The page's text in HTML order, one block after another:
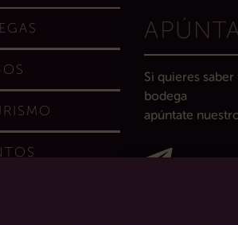
Si quieres
bodega
apúntate